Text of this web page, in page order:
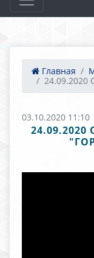
Главная
24.09.2020
03.10.2020 11:10